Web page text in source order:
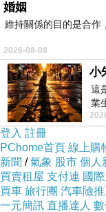
婚姻
維持關係的目的是合作
2026-08-08
這
業
情
登入 註冊
PChome首頁 線上購
新聞 /氣象 股市 個人
買賣租屋 支付連 國
買車 旅行團 汽車險
一元簡訊 直播達人